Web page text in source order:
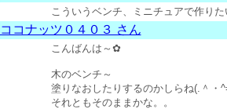
こういうベンチ、ミニチュアで作り
ココナッツ０４０３ さん
こんばんは～✿
木のベンチ～
塗りなおしたりするのかしらね(.＾・
それともそのままかな。。